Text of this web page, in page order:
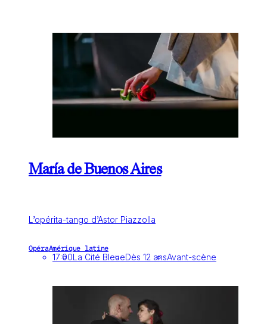
María de Buenos Aires
L’opérita-tango d’Astor Piazzolla
OpéraAmérique latine
17:00La Cité BleueDès 12 ansAvant-scène